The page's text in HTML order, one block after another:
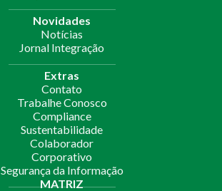
Novidades
Notícias
Jornal Integração
Extras
Contato
Trabalhe Conosco
Compliance
Sustentabilidade
Colaborador
Corporativo
Segurança da Informação
MATRIZ